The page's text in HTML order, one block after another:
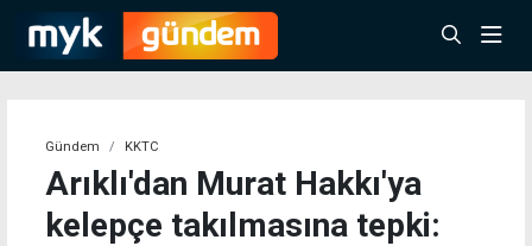
Gündem KKTC
Arıklı'dan Murat Hakkı'ya
kelepçe takılmasına tepki: